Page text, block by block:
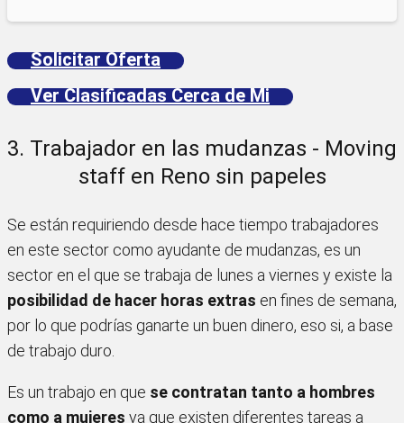
Solicitar Oferta
Ver Clasificadas Cerca de Mi
3. Trabajador en las mudanzas - Moving
staff en Reno sin papeles
Se están requiriendo desde hace tiempo trabajadores
en este sector como ayudante de mudanzas, es un
sector en el que se trabaja de lunes a viernes y existe la
posibilidad de hacer horas extras en fines de semana,
por lo que podrías ganarte un buen dinero, eso si, a base
de trabajo duro.
Es un trabajo en que se contratan tanto a hombres
como a mujeres ya que existen diferentes tareas a